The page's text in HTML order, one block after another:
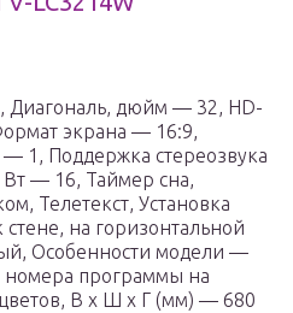
Диагональ, дюйм — 32, HD-
экрана — 16:9,
1, Поддержка стереозвука
Вт — 16, Таймер сна,
Телетекст, Установка
на горизонтальной
Особенности модели —
номера программы на
В x Ш x Г (мм) — 680